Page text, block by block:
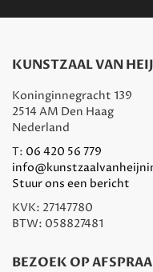
KUNSTZAAL VAN
Koninginnegracht 139
2514 AM Den Haag
Nederland
T: 06 420 56 779
Stuur ons een bericht
KVK: 27147780
BTW: 058827481
BEZOEK OP